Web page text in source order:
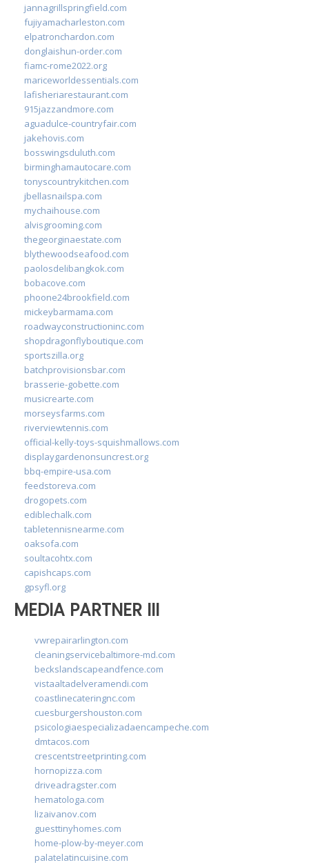
jannagrillspringfield.com
fujiyamacharleston.com
elpatronchardon.com
donglaishun-order.com
fiamc-rome2022.org
mariceworldessentials.com
lafisheriarestaurant.com
915jazzandmore.com
aguadulce-countryfair.com
jakehovis.com
bosswingsduluth.com
birminghamautocare.com
tonyscountrykitchen.com
jbellasnailspa.com
mychaihouse.com
alvisgrooming.com
thegeorginaestate.com
blythewoodseafood.com
paolosdelibangkok.com
bobacove.com
phoone24brookfield.com
mickeybarmama.com
roadwayconstructioninc.com
shopdragonflyboutique.com
sportszilla.org
batchprovisionsbar.com
brasserie-gobette.com
musicrearte.com
morseysfarms.com
riverviewtennis.com
official-kelly-toys-squishmallows.com
displaygardenonsuncrest.org
bbq-empire-usa.com
feedstoreva.com
drogopets.com
ediblechalk.com
tabletennisnearme.com
oaksofa.com
soultacohtx.com
capishcaps.com
gpsyfl.org
MEDIA PARTNER III
vwrepairarlington.com
cleaningservicebaltimore-md.com
beckslandscapeandfence.com
vistaaltadelveramendi.com
coastlinecateringnc.com
cuesburgershouston.com
psicologiaespecializadaencampeche.com
dmtacos.com
crescentstreetprinting.com
hornopizza.com
driveadragster.com
hematologa.com
lizaivanov.com
guesttinyhomes.com
home-plow-by-meyer.com
palatelatincuisine.com